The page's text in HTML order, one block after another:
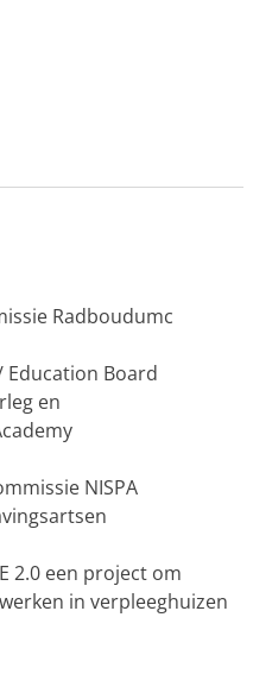
Radboudumc
Education Board
en
NISPA
2.0 een project om
in verpleeghuizen